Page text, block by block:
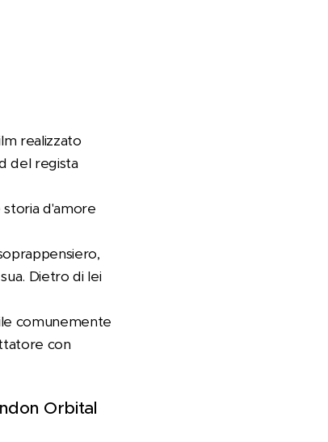
realizzato
del regista
storia d'amore
Dietro di lei
comunemente
con
Orbital